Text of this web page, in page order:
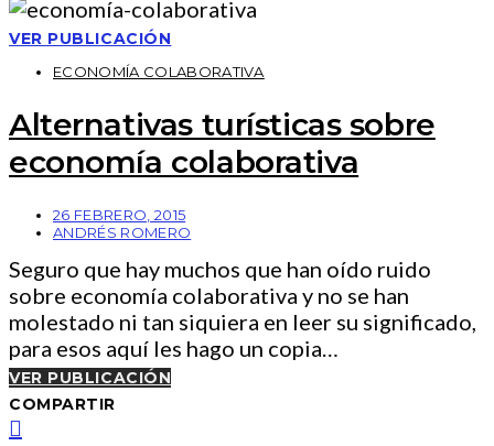
VER PUBLICACIÓN
ECONOMÍA COLABORATIVA
Alternativas turísticas sobre
economía colaborativa
26 FEBRERO, 2015
ANDRÉS ROMERO
Seguro que hay muchos que han oído ruido
sobre economía colaborativa y no se han
molestado ni tan siquiera en leer su significado,
para esos aquí les hago un copia…
VER PUBLICACIÓN
COMPARTIR